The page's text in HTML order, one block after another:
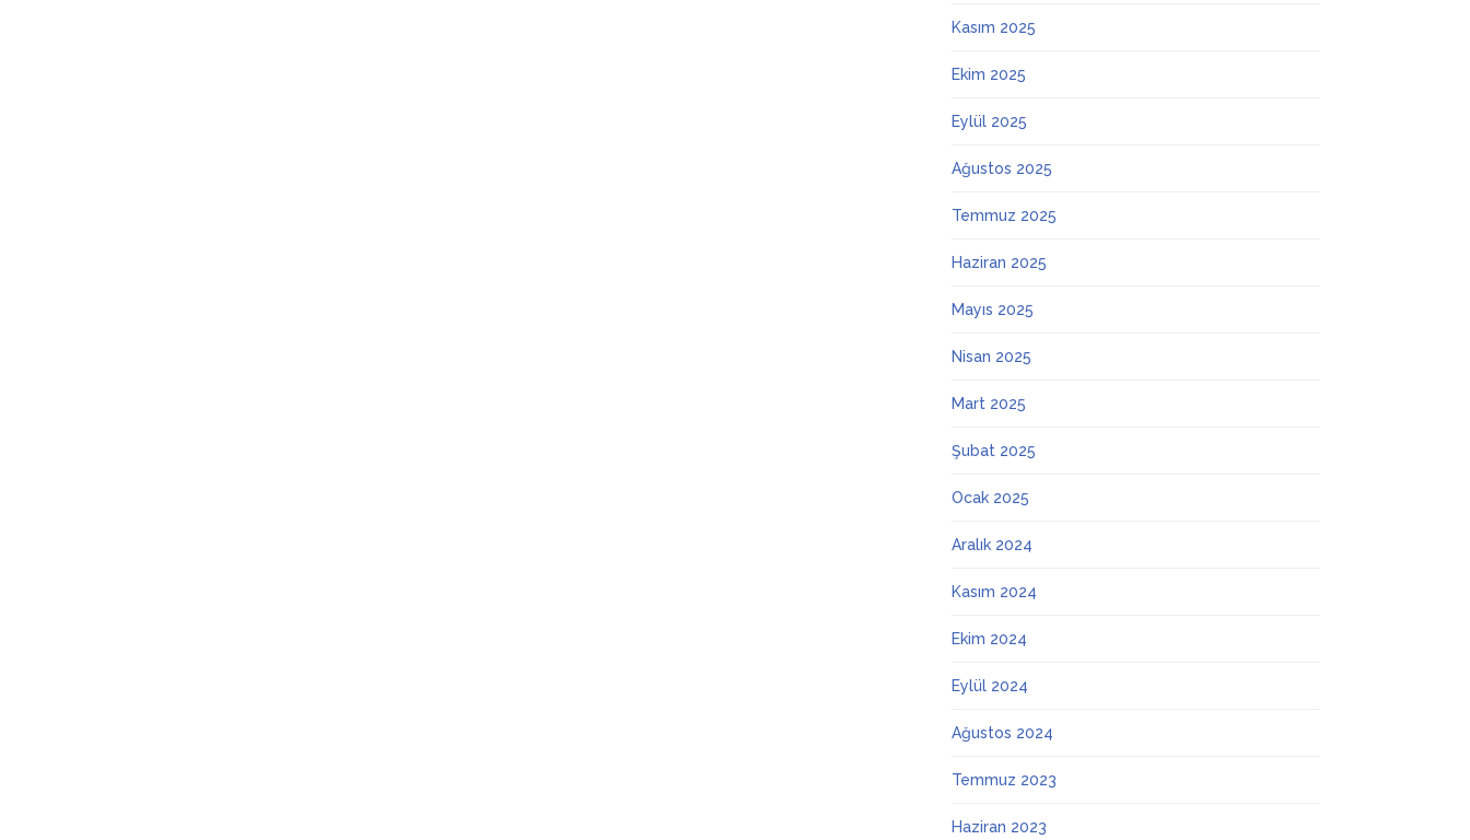
Kasım 2025
Ekim 2025
Eylül 2025
Ağustos 2025
Temmuz 2025
Haziran 2025
Mayıs 2025
Nisan 2025
Mart 2025
Şubat 2025
Ocak 2025
Aralık 2024
Kasım 2024
Ekim 2024
Eylül 2024
Ağustos 2024
Temmuz 2023
Haziran 2023